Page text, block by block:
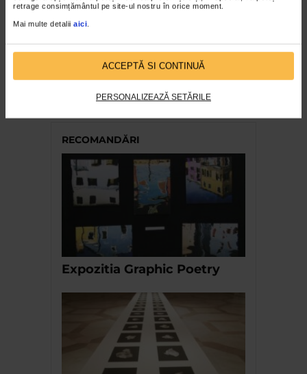
retrage consimțământul pe site-ul nostru în orice moment.
Mai multe detalii aici
ACCEPTĂ SI CONTINUĂ
PERSONALIZEAZĂ SETĂRILE
MNAR – EVOCARE DOINA PAULEANU
RECOMANDĂRI
Expozitia Graphic Poetry